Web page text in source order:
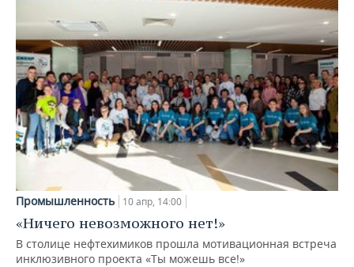
Промышленность 10 апр, 14:00
«Ничего невозможного нет!»
В столице нефтехимиков прошла мотивационная встреча
инклюзивного проекта «Ты можешь все!»